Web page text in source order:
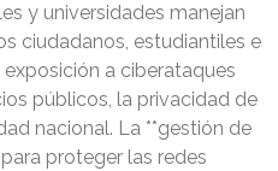
y universidades manejan
ciudadanos, estudiantiles e
a ciberataques
públicos, la privacidad de
nacional. La **gestión de
proteger las redes